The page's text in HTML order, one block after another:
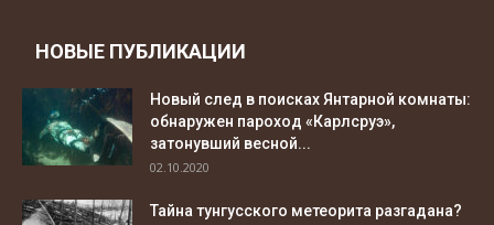
НОВЫЕ ПУБЛИКАЦИИ
Новый след в поисках Янтарной комнаты:
обнаружен пароход «Карлсруэ»,
затонувший весной...
02.10.2020
Тайна тунгусского метеорита разгадана?